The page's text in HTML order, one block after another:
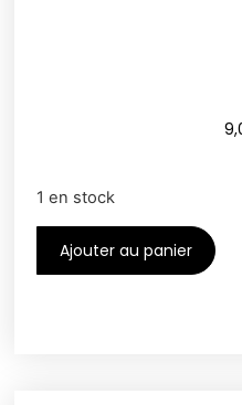
1 en stock
Ajouter au panier